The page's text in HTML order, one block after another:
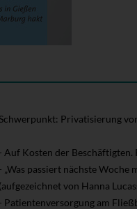
Schwerpunkt: Privatisierung
- Auf Kosten der
- „Was passiert nächste
(aufgezeichnet von Hanna
- Patientenversorgung am